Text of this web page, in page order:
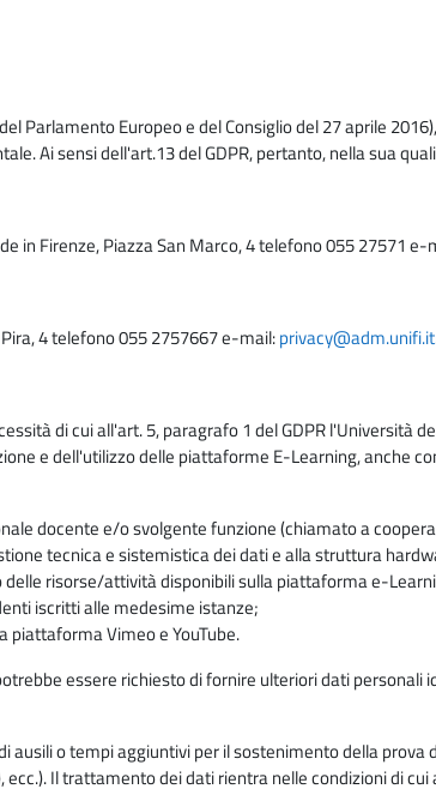
Europeo e del Consiglio del 27 aprile
Ai sensi dell'art.13 del GDPR, pertanto, nella sua
in Firenze, Piazza San Marco, 4 telefono 055 27571 e-
4 telefono 055 2757667 e-mail:privacy@adm.unifi.it
di cui all'art. 5, paragrafo 1 del GDPR l'Università
e dell'utilizzo delle piattaforme E-Learning, anche
docente e/o svolgente funzione (chiamato a
tecnica e sistemistica dei dati e alla struttura
risorse/attività disponibili sulla piattaforma e-
iscritti alle medesime istanze;
Vimeo e YouTube.
essere richiesto di fornire ulteriori dati
o tempi aggiuntivi per il sostenimento della
Il trattamento dei dati rientra nelle condizioni di cui